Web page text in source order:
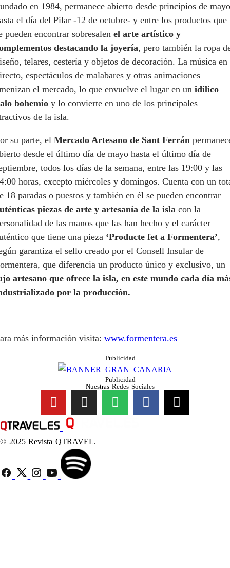
en 1984, permanece abierto desde principios de mayo
el día del Pilar -12 de octubre- y entre los productos que
pueden encontrar sobresalen el arte artístico y
destacando la joyería, pero también la ropa
telares, cestería y objetos de decoración. La música en
espectáculos de malabares y otras animaciones
el mercado, lo que envuelve el lugar en un idílico
bohemio y lo convierte en uno de los principales
de la isla.
su parte, el Mercado Artesano de Sant Ferrán
desde el último día de mayo hasta el último día de
todos los días de la semana, entre las 19:00 y las
horas, excepto miércoles y domingos. Cuenta con un
18 paradas o puestos y también en él se pueden encontrar
piezas de arte y artesanía de la isla con la
de las manos que las han hecho y el carácter
que tiene una pieza ‘Producte fet a Formentera’,
garantiza el sello creado por el Consell Insular de
que diferencia un producto único y exclusivo, un
artesano que ofrece la isla, en este mundo cada día
por la producción.
más información visita: www.formentera.es
Publicidad
Publicidad
Nuestras Redes Sociales
© 2025 Revista QTRAVEL.